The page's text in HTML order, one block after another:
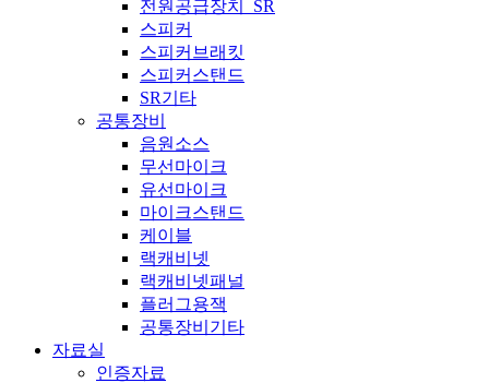
전원공급장치_SR
스피커
스피커브래킷
스피커스탠드
SR기타
공통장비
음원소스
무선마이크
유선마이크
마이크스탠드
케이블
랙캐비넷
랙캐비넷패널
플러그용잭
공통장비기타
자료실
인증자료